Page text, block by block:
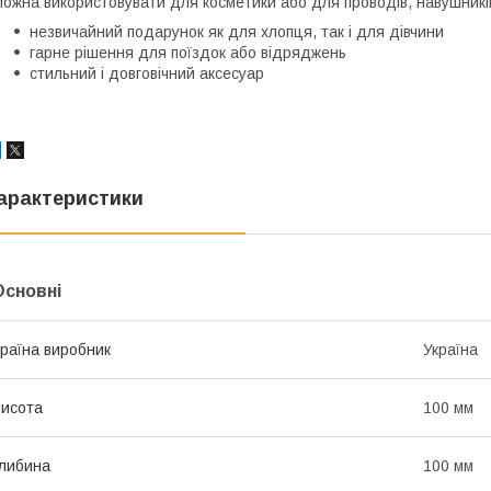
незвичайний подарунок як для хлопця, так і для дівчини
гарне рішення для поїздок або відряджень
стильний і довговічний аксесуар
виробник Україна
100 мм
100 мм